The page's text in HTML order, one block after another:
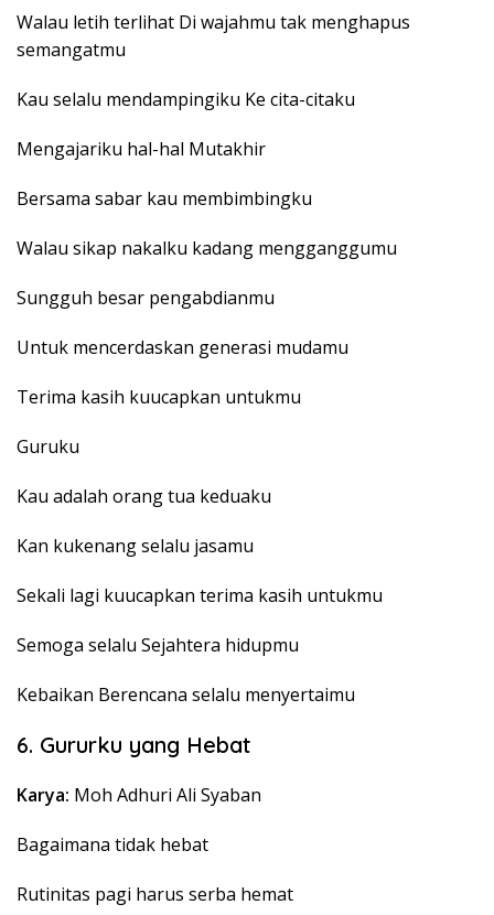
Walau letih terlihat Di wajahmu tak menghapus
semangatmu
Kau selalu mendampingiku Ke cita-citaku
Mengajariku hal-hal Mutakhir
Bersama sabar kau membimbingku
Walau sikap nakalku kadang mengganggumu
Sungguh besar pengabdianmu
Untuk mencerdaskan generasi mudamu
Terima kasih kuucapkan untukmu
Guruku
Kau adalah orang tua keduaku
Kan kukenang selalu jasamu
Sekali lagi kuucapkan terima kasih untukmu
Semoga selalu Sejahtera hidupmu
Kebaikan Berencana selalu menyertaimu
6. Gururku yang Hebat
Karya: Moh Adhuri Ali Syaban
Bagaimana tidak hebat
Rutinitas pagi harus serba hemat